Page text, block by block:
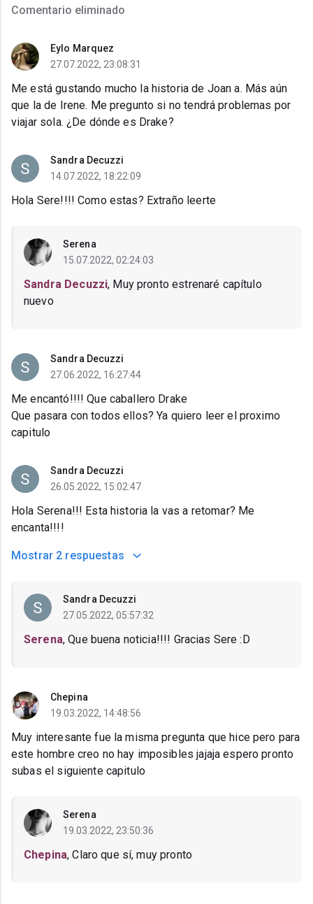
Comentario eliminado
Eylo Marquez
27.07.2022, 23:08:31
Me está gustando mucho la historia de Joan a. Más aún
que la de Irene. Me pregunto si no tendrá problemas por
viajar sola. ¿De dónde es Drake?
Sandra Decuzzi
14.07.2022, 18:22:09
Hola Sere!!!! Como estas? Extraño leerte
Serena
15.07.2022, 02:24:03
Sandra Decuzzi, Muy pronto estrenaré capítulo
nuevo
Sandra Decuzzi
27.06.2022, 16:27:44
Me encantó!!!! Que caballero Drake
Que pasara con todos ellos? Ya quiero leer el proximo
capitulo
Sandra Decuzzi
26.05.2022, 15:02:47
Hola Serena!!! Esta historia la vas a retomar? Me
encanta!!!!
Mostrar 2 respuestas
Sandra Decuzzi
27.05.2022, 05:57:32
Serena, Que buena noticia!!!! Gracias Sere :D
Chepina
19.03.2022, 14:48:56
Muy interesante fue la misma pregunta que hice pero para
este hombre creo no hay imposibles jajaja espero pronto
subas el siguiente capitulo
Serena
19.03.2022, 23:50:36
Chepina, Claro que sí, muy pronto